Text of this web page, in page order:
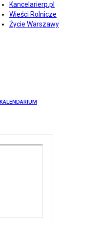
Kancelarierp.pl
Wieści Rolnicze
Życie Warszawy
KALENDARIUM